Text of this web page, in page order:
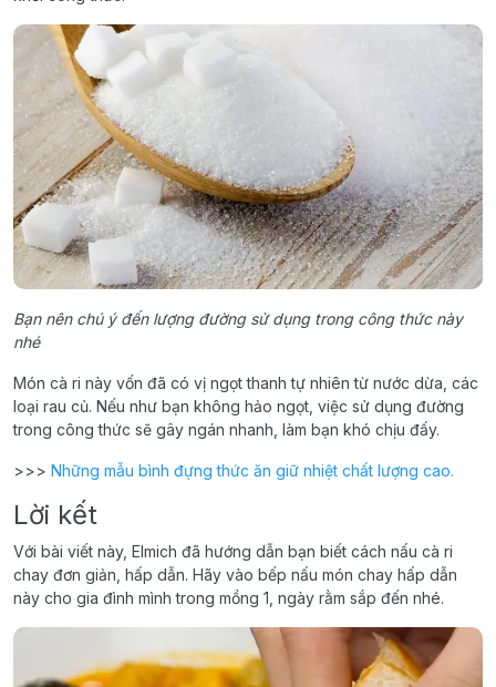
Bạn nên chú ý đến lượng đường sử dụng trong công thức này
nhé
Món cà ri này vốn đã có vị ngọt thanh tự nhiên từ nước dừa, các
loại rau củ. Nếu như bạn không hảo ngọt, việc sử dụng đường
trong công thức sẽ gây ngán nhanh, làm bạn khó chịu đấy.
>>> Những mẫu bình đựng thức ăn giữ nhiệt chất lượng cao.
Lời kết
Với bài viết này, Elmich đã hướng dẫn bạn biết cách nấu cà ri
chay đơn giản, hấp dẫn. Hãy vào bếp nấu món chay hấp dẫn
này cho gia đình mình trong mồng 1, ngày rằm sắp đến nhé.